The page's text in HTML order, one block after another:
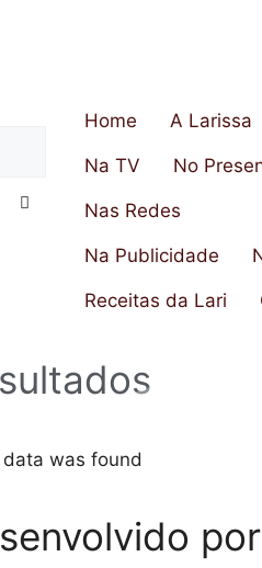
Home A Larissa
Na TV No
Nas Redes
Na Publicidade
Receitas da Lari
data was found